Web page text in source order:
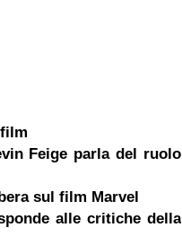
Feige parla del ruolo
sul film Marvel
alle critiche della